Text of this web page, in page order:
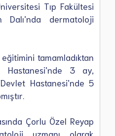
Tıp Fakültesi
Dalı’nda dermatoloji
eğitimini tamamladıktan
3 ay,
Hastanesi’nde 5
Çorlu Özel Reyap
uzmanı olarak